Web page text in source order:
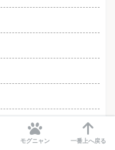
モグニャン 一番上へ戻る